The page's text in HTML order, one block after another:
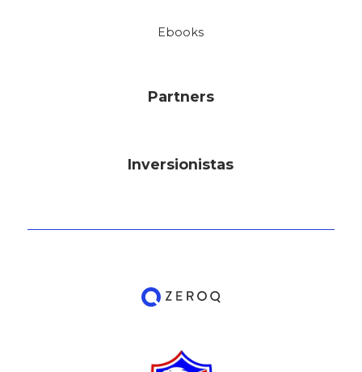
Ebooks
Partners
Inversionistas